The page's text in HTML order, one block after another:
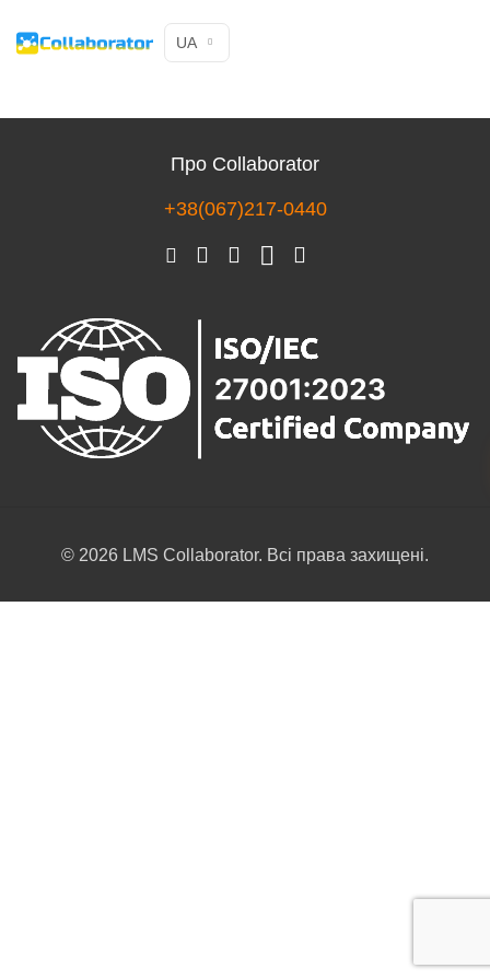
UA
Про Collaborator
+38(067)217-0440
© 2026 LMS Collaborator. Всі права захищені.